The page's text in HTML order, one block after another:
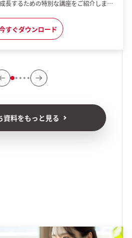
長するための特別な講座をご紹介しま
る応用力を養える 「組織として生成AI
「生成AIを使いこなしたいけれど、何
すぐダウンロード
資料をもっと見る